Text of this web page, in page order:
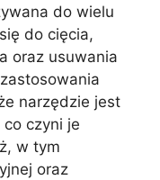
do wielu
do cięcia,
oraz usuwania
narzędzie jest
czyni je
w tym
oraz